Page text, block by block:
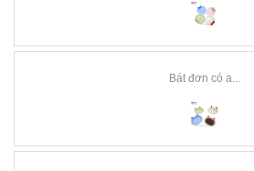
Bát đơn có a...